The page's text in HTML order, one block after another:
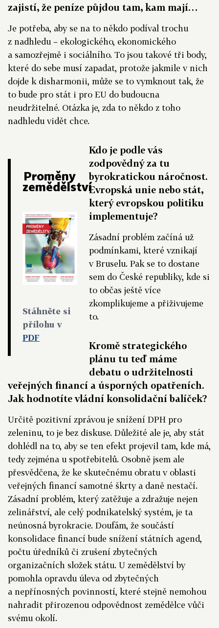
zajistí, že peníze půjdou tam, kam mají…
Je potřeba, aby se na to někdo podíval trochu
z nadhledu – ekologického, ekonomického
a samozřejmě i sociálního. To jsou takové tři body,
které do sebe musí zapadat, protože jakmile v nich
dojde k disharmonii, může se to vymknout tak, že
to bude pro stát i pro EU do budoucna
neudržitelné. Otázka je, zda to někdo z toho
nadhledu vidět chce.
Proměny
zemědělství
Stáhněte si
přílohu v
PDF
Kdo je podle vás
zodpovědný za tu
byrokratickou náročnost.
Evropská unie nebo stát,
který evropskou politiku
implementuje?
Zásadní problém začíná už
podmínkami, které vznikají
v Bruselu. Pak se to dostane
sem do České republiky, kde si
to občas ještě více
zkomplikujeme a přiživujeme
to.
Kromě strategického
plánu tu teď máme
debatu o udržitelnosti
veřejných financí a úsporných opatřeních.
Jak hodnotíte vládní konsolidační balíček?
Určitě pozitivní zprávou je snížení DPH pro
zeleninu, to je bez diskuse. Důležité ale je, aby stát
dohlédl na to, aby se ten efekt projevil tam, kde má,
tedy zejména u spotřebitelů. Osobně jsem ale
přesvědčena, že ke skutečnému obratu v oblasti
veřejných financí samotné škrty a daně nestačí.
Zásadní problém, který zatěžuje a zdražuje nejen
zelinářství, ale celý podnikatelský systém, je ta
neúnosná byrokracie. Doufám, že součástí
konsolidace financí bude snížení státních agend,
počtu úředníků či zrušení zbytečných
organizačních složek státu. U zemědělství by
pomohla opravdu úleva od zbytečných
a nepřínosných povinností, které stejně nemohou
nahradit přirozenou odpovědnost zemědělce vůči
svému okolí.